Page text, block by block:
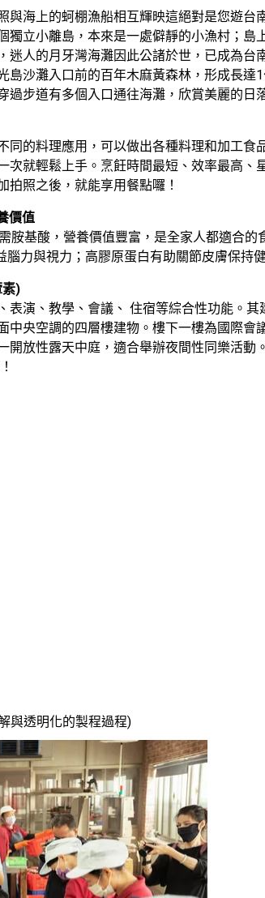
與海上的蚵棚漁船相互輝映這絕對是您遊
獨立小離島，本來是一處僻靜的小漁村；
迷人的月牙灣海灘因此公諸於世，已成為
島沙灘入口前的百年木麻黃森林，形成長
步道有多個入口通往海灘，欣賞美麗的日
同的料理應用，可以做出各種料理和加工
次就輕鬆上手。烹飪時間最短、效率最高
照之後，就能享用餐點囉！
價值
胺基酸，營養價值豐富，是全家人都適合
力與視力；高膠原蛋白有助關節皮膚保持
素)
演、教學、會議、 住宿等綜合性功能。
央空調的四層樓建物。樓下一樓為國際
開放性露天中庭，適合舉辦夜間性同樂活
與透明化的製程過程)